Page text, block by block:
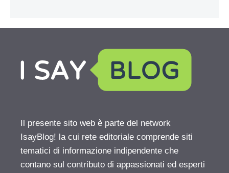
Il presente sito web è parte del network
IsayBlog! la cui rete editoriale comprende siti
tematici di informazione indipendente che
contano sul contributo di appassionati ed esperti